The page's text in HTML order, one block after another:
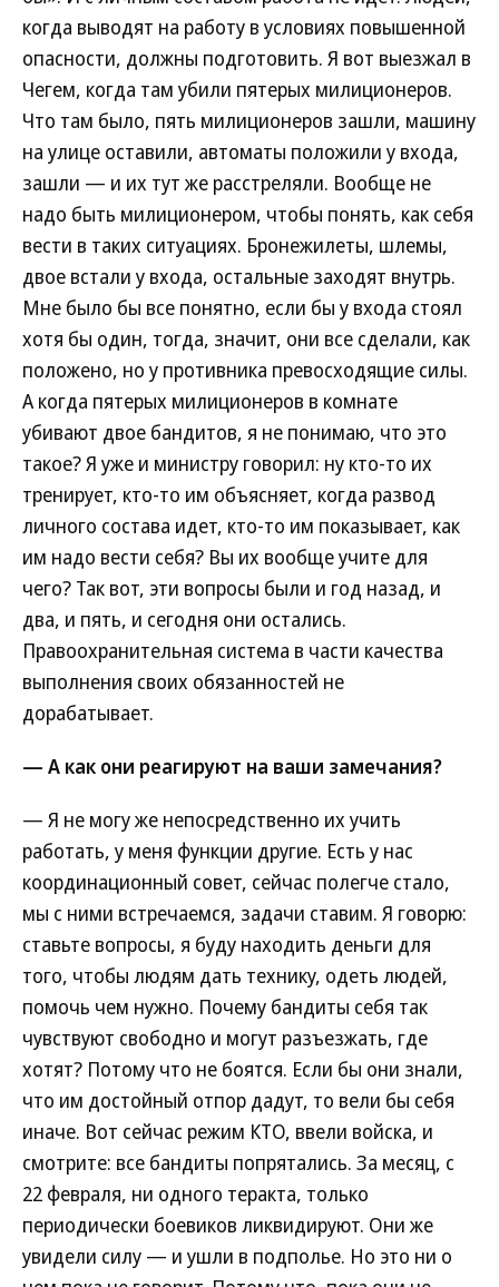
когда выводят на работу в условиях повышенной
опасности, должны подготовить. Я вот выезжал в
Чегем, когда там убили пятерых милиционеров.
Что там было, пять милиционеров зашли, машину
на улице оставили, автоматы положили у входа,
зашли — и их тут же расстреляли. Вообще не
надо быть милиционером, чтобы понять, как себя
вести в таких ситуациях. Бронежилеты, шлемы,
двое встали у входа, остальные заходят внутрь.
Мне было бы все понятно, если бы у входа стоял
хотя бы один, тогда, значит, они все сделали, как
положено, но у противника превосходящие силы.
А когда пятерых милиционеров в комнате
убивают двое бандитов, я не понимаю, что это
такое? Я уже и министру говорил: ну кто-то их
тренирует, кто-то им объясняет, когда развод
личного состава идет, кто-то им показывает, как
им надо вести себя? Вы их вообще учите для
чего? Так вот, эти вопросы были и год назад, и
два, и пять, и сегодня они остались.
Правоохранительная система в части качества
выполнения своих обязанностей не
дорабатывает.
— А как они реагируют на ваши замечания?
— Я не могу же непосредственно их учить
работать, у меня функции другие. Есть у нас
координационный совет, сейчас полегче стало,
мы с ними встречаемся, задачи ставим. Я говорю:
ставьте вопросы, я буду находить деньги для
того, чтобы людям дать технику, одеть людей,
помочь чем нужно. Почему бандиты себя так
чувствуют свободно и могут разъезжать, где
хотят? Потому что не боятся. Если бы они знали,
что им достойный отпор дадут, то вели бы себя
иначе. Вот сейчас режим КТО, ввели войска, и
смотрите: все бандиты попрятались. За месяц, с
22 февраля, ни одного теракта, только
периодически боевиков ликвидируют. Они же
увидели силу — и ушли в подполье. Но это ни о